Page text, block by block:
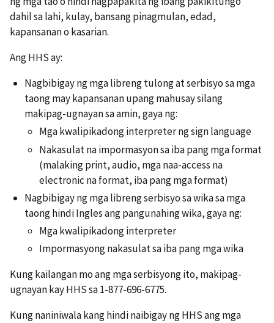
dahil sa lahi, kulay, bansang pinagmulan, edad,
kapansanan o kasarian.
Ang HHS ay:
Nagbibigay ng mga libreng tulong at serbisyo sa mga
taong may kapansanan upang mahusay silang
makipag-ugnayan sa amin, gaya ng:
Mga kwalipikadong interpreter ng sign language
Nakasulat na impormasyon sa iba pang mga format
(malaking print, audio, mga naa-access na
electronic na format, iba pang mga format)
Nagbibigay ng mga libreng serbisyo sa wika sa mga
taong hindi Ingles ang pangunahing wika, gaya ng:
Mga kwalipikadong interpreter
Impormasyong nakasulat sa iba pang mga wika
Kung kailangan mo ang mga serbisyong ito, makipag-
ugnayan kay HHS sa 1-877-696-6775.
Kung naniniwala kang hindi naibigay ng HHS ang mga